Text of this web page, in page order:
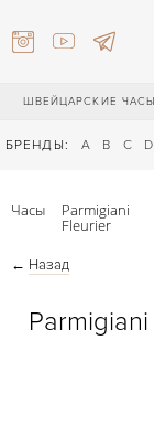
ШВЕЙЦАРСКИЕ ЧАСЫ
БРЕНДЫ: A B C D
Часы Parmigiani
Fleurier
← Назад